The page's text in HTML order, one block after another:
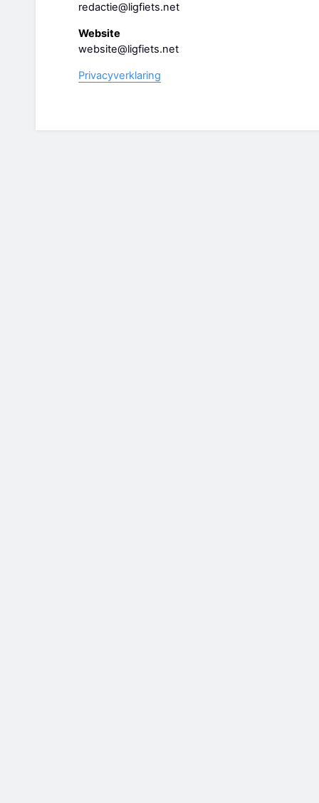
redactie@ligfiets.net
Website
website@ligfiets.net
Privacyverklaring